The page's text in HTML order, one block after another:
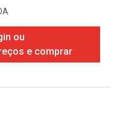
ou
e comprar